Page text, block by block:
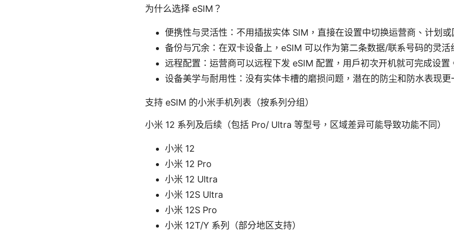
为什么选择 eSIM？
便携性与灵活性：不用插拔实体 SIM，直接在设置中切换运营商、计划或
备份与冗余：在双卡设备上，eSIM 可以作为第二条数据/联系号码的灵活
远程配置：运营商可以远程下发 eSIM 配置，用户初次开机就可完成设置
设备美学与耐用性：没有实体卡槽的磨损问题，潜在的防尘和防水表现更
支持 eSIM 的小米手机列表（按系列分组）
小米 12 系列及后续（包括 Pro/ Ultra 等型号，区域差异可能导致功能不同）
小米 12
小米 12 Pro
小米 12 Ultra
小米 12S Ultra
小米 12S Pro
小米 12T/Y 系列（部分地区支持）